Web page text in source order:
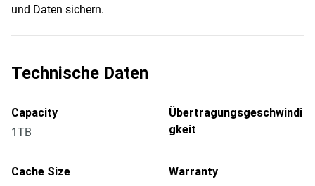
und Daten sichern.
Technische Daten
Capacity
1TB
Übertragungsgeschwindi
gkeit
Cache Size
Warranty